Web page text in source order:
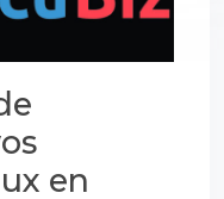
en